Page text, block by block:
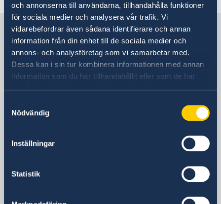
och annonserna till användarna, tillhandahålla funktioner
för sociala medier och analysera vår trafik. Vi
vidarebefordrar även sådana identifierare och annan
information från din enhet till de sociala medier och
annons- och analysföretag som vi samarbetar med.
Dessa kan i sin tur kombinera informationen med annan
information som du har tillhandahållit eller som de har
samlat in när du har använt deras tjänster.
Nödvändig
Inställningar
Statistik
Sverige i Belgien
Sveriges ambassad
1000 Bryssel
Belgien
Sveriges ambassad i Bryssel
1000 Bryssel